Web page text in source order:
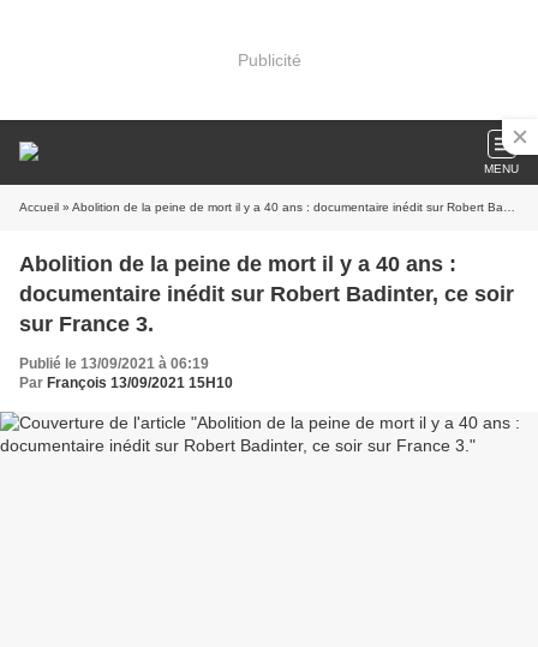
Publicité
MENU
Accueil » Abolition de la peine de mort il y a 40 ans : documentaire inédit sur Robert Badinter, ce soir sur France 3.
Abolition de la peine de mort il y a 40 ans :
documentaire inédit sur Robert Badinter, ce soir
sur France 3.
Publié le 13/09/2021 à 06:19
Par François 13/09/2021 15H10